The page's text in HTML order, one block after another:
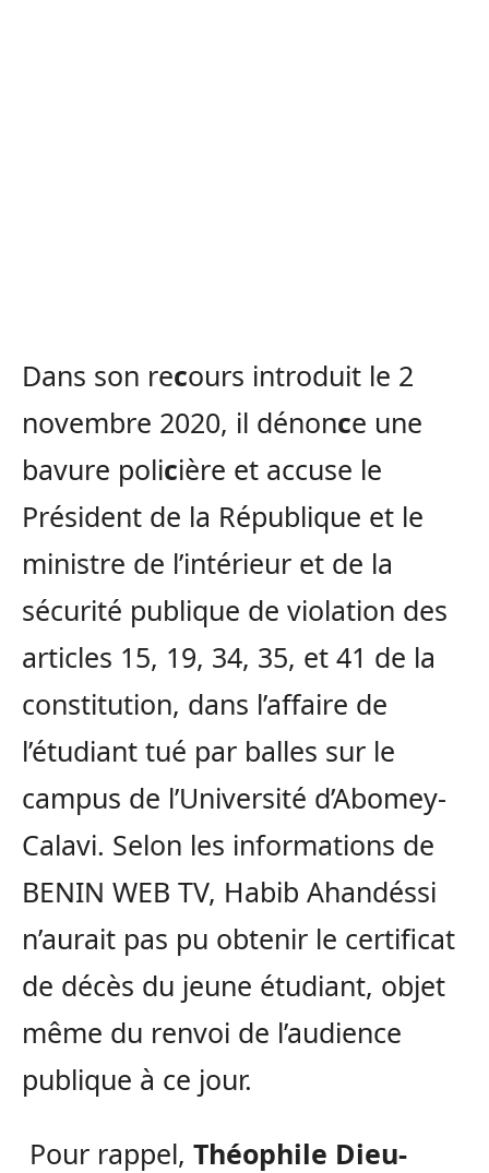
Dans son recours introduit le 2
novembre 2020, il dénonce une
bavure policière et accuse le
Président de la République et le
ministre de l’intérieur et de la
sécurité publique de violation des
articles 15, 19, 34, 35, et 41 de la
constitution, dans l’affaire de
l’étudiant tué par balles sur le
campus de l’Université d’Abomey-
Calavi. Selon les informations de
BENIN WEB TV, Habib Ahandéssi
n’aurait pas pu obtenir le certificat
de décès du jeune étudiant, objet
même du renvoi de l’audience
publique à ce jour.
Pour rappel, Théophile Dieu-